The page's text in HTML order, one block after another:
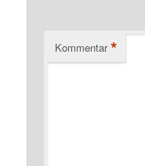
Kommentar *